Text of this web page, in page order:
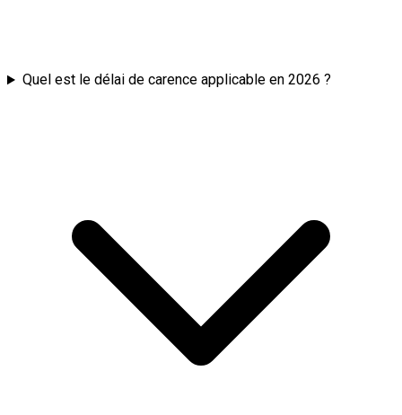
Quel est le délai de carence applicable en 2026 ?